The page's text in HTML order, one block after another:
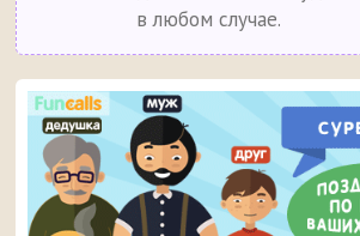
в любом случае.